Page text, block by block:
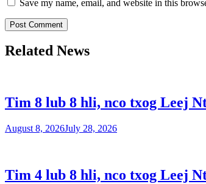
Save my name, email, and website in this
Related News
Tim 8 lub 8 hli, nco txog Leej
August 8, 2026July 28, 2026
Tim 4 lub 8 hli, nco txog Leej